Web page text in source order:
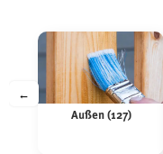
←
Außen (127)